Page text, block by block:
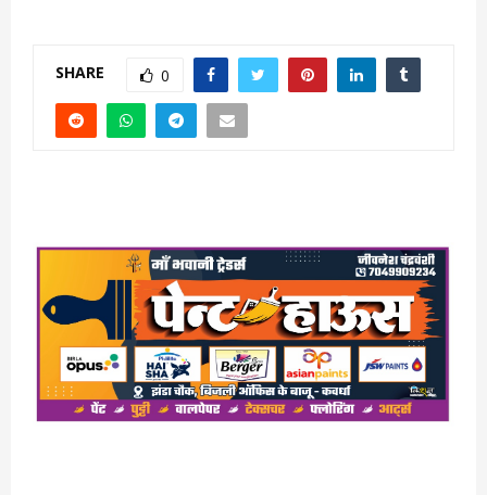
SHARE 0